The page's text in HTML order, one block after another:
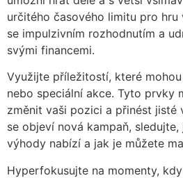
určitého časového limitu pro hru
se impulzivním rozhodnutím a
svými financemi.
Využijte příležitostí, které
nebo speciální akce. Tyto prvky
změnit vaši pozici a přinést jisté
se objeví nová kampaň,
výhody nabízí a jak je můžete
Hyperfokusujte na momenty,